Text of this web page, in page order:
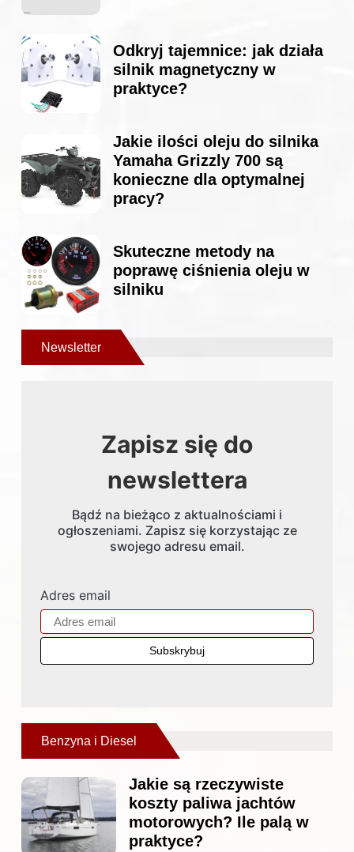
Odkryj tajemnice: jak działa
silnik magnetyczny w
praktyce?
Jakie ilości oleju do silnika
Yamaha Grizzly 700 są
konieczne dla optymalnej
pracy?
Skuteczne metody na
poprawę ciśnienia oleju w
silniku
Newsletter
Zapisz się do
newslettera
Bądź na bieżąco z aktualnościami i
ogłoszeniami. Zapisz się korzystając ze
swojego adresu email.
Adres email
Benzyna i Diesel
Jakie są rzeczywiste
koszty paliwa jachtów
motorowych? Ile palą w
praktyce?